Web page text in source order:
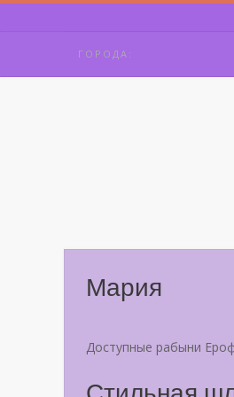
Skip
ГОРОДА:
Мария
Доступные рабыни